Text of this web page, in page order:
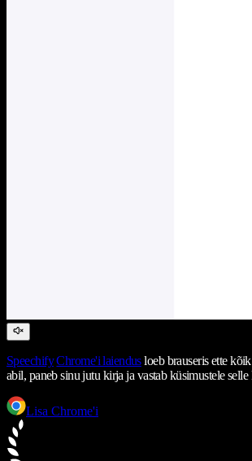
Speechify Chrome'i laiendusloeb brauseris ette
abil, paneb sinu jutu kirja ja vastab küsimustele
Lisa Chrome'i